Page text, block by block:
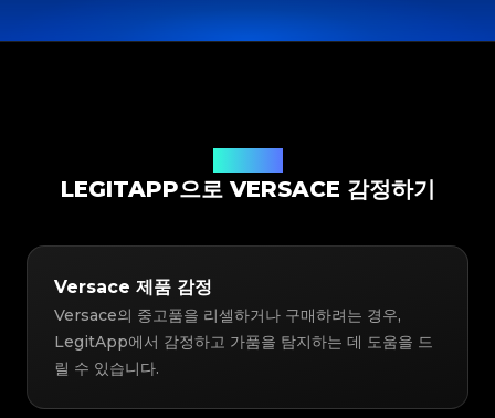
LEGITAPP으로 VERSACE 감정하기
Versace 제품 감정
Versace의 중고품을 리셀하거나 구매하려는 경우,
LegitApp에서 감정하고 가품을 탐지하는 데 도움을 드
릴 수 있습니다.